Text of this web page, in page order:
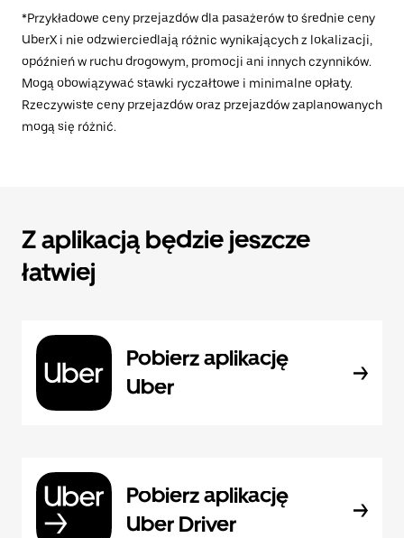
*Przykładowe ceny przejazdów dla pasażerów to średnie ceny
UberX i nie odzwierciedlają różnic wynikających z lokalizacji,
opóźnień w ruchu drogowym, promocji ani innych czynników.
Mogą obowiązywać stawki ryczałtowe i minimalne opłaty.
Rzeczywiste ceny przejazdów oraz przejazdów zaplanowanych
mogą się różnić.
Z aplikacją będzie jeszcze
łatwiej
Pobierz aplikację
Uber
Pobierz aplikację
Uber Driver